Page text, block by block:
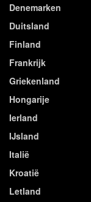
Denemarken
Duitsland
Finland
Frankrijk
Griekenland
Hongarije
Ierland
IJsland
Italië
Kroatië
Letland